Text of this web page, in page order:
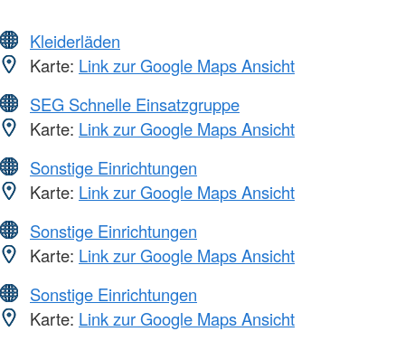
Kleiderläden
Karte: Link zur Google Maps Ansicht
SEG Schnelle Einsatzgruppe
Karte: Link zur Google Maps Ansicht
Sonstige Einrichtungen
Karte: Link zur Google Maps Ansicht
Sonstige Einrichtungen
Karte: Link zur Google Maps Ansicht
Sonstige Einrichtungen
Karte: Link zur Google Maps Ansicht